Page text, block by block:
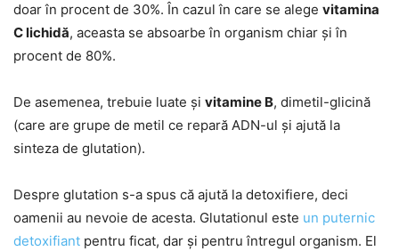
doar în procent de 30%. În cazul în care se alege vitamina
C lichidă, aceasta se absoarbe în organism chiar și în
procent de 80%.
De asemenea, trebuie luate și vitamine B, dimetil-glicină
(care are grupe de metil ce repară ADN-ul și ajută la
sinteza de glutation).
Despre glutation s-a spus că ajută la detoxifiere, deci
oamenii au nevoie de acesta. Glutationul este un puternic
detoxifiant pentru ficat, dar și pentru întregul organism. El